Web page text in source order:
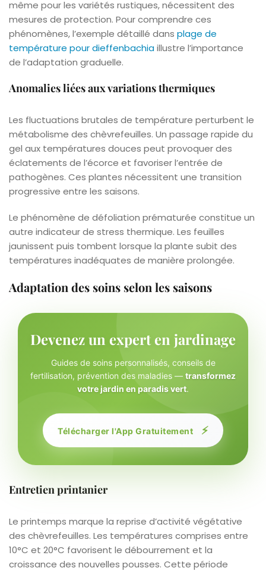
même pour les variétés rustiques, nécessitent des
mesures de protection. Pour comprendre ces
phénomènes, l’exemple détaillé dans plage de
température pour dieffenbachiaillustre l’importance
de l’adaptation graduelle.
Anomalies liées aux variations thermiques
Les fluctuations brutales de température perturbent le
métabolisme des chèvrefeuilles. Un passage rapide du
gel aux températures douces peut provoquer des
éclatements de l’écorce et favoriser l’entrée de
pathogènes. Ces plantes nécessitent une transition
progressive entre les saisons.
Le phénomène de défoliation prématurée constitue un
autre indicateur de stress thermique. Les feuilles
jaunissent puis tombent lorsque la plante subit des
températures inadéquates de manière prolongée.
Adaptation des soins selon les saisons
Devenez un expert en jardinage
Guides de soins personnalisés, conseils de
fertilisation, prévention des maladies — transformez
votre jardin en paradis vert.
Télécharger l'App Gratuitement ⚡
Entretien printanier
Le printemps marque la reprise d’activité végétative
des chèvrefeuilles. Les températures comprises entre
10°C et 20°C favorisent le débourrement et la
croissance des nouvelles pousses. Cette période